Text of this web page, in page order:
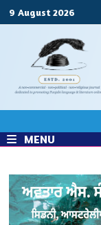
9 August 2026
MENU